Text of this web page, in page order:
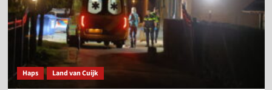
Haps Land van Cuijk